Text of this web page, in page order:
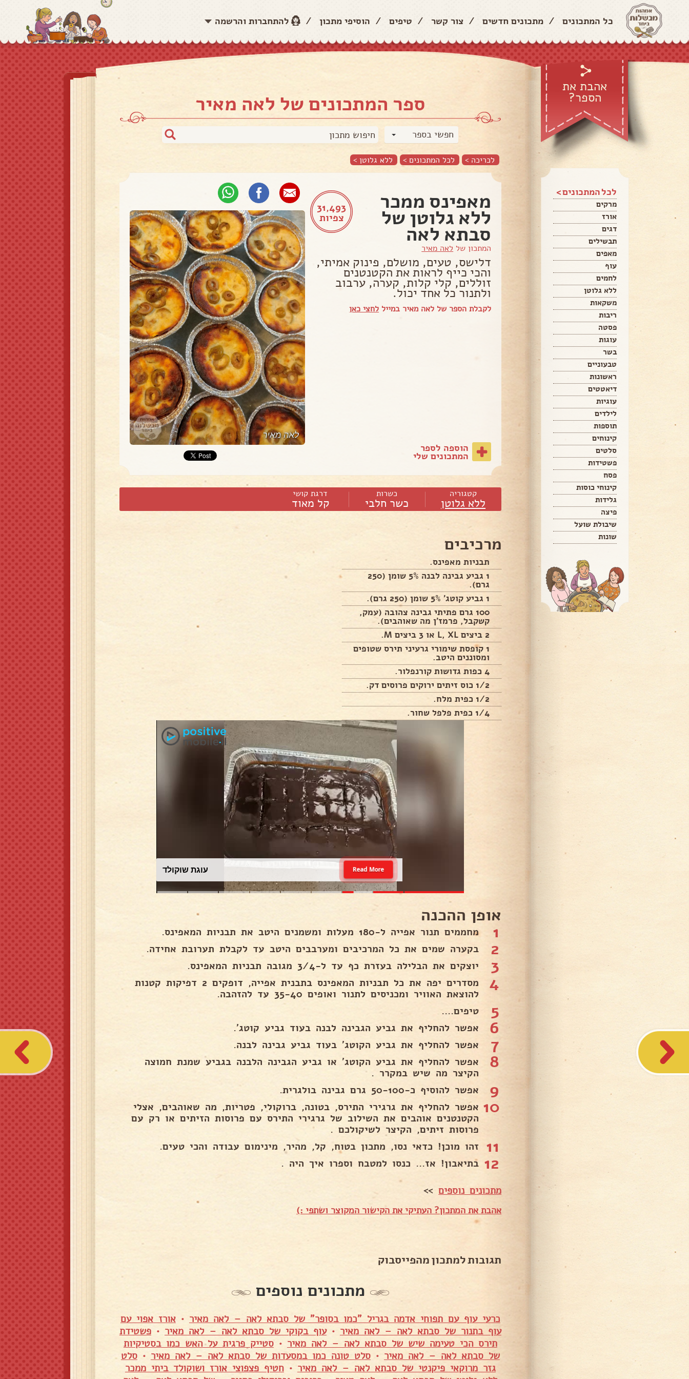
כל המתכונים / מתכונים חדשים / צור קשר / טיפים / הוסיפי מתכון / להתחברות והרשמה
אהבת את
הספר?
לכל המתכונים >
מרקים
אורז
דגים
תבשילים
מאפים
עוף
לחמים
ללא גלוטן
משקאות
ריבות
פסטה
עוגות
בשר
טבעוניים
ראשונות
דיאטטים
עוגיות
לילדים
תוספות
קינוחים
סלטים
פשטידות
פסח
קינוחי כוסות
גלידות
פיצה
שיבולת שועל
שונות
ספר המתכונים של לאה מאיר
חפשי בספר
לכריכה > לכל המתכונים > ללא גלוטן >
31,493
צפיות
מאפינס ממכר
ללא גלוטן של
סבתא לאה
המתכון של לאה מאיר
דלישס, טעים, מושלם, פינוק אמיתי,
והכי כייף לראות את הקטנטנים
זוללים, קלי קלות, קערה, ערבוב
ולתנור כל אחד יכול.
לקבלת הספר של לאה מאיר במייל לחצי כאן
הוספה לספר
המתכונים שלי
קטגוריה
ללא גלוטן
כשרות
כשר חלבי
דרגת קושי
קל מאוד
מרכיבים
תבניות מאפינס.
1 גביע גבינה לבנה 5% שומן (250
גרם).
1 גביע קוטג' 5% שומן (250 גרם).
100 גרם פתיתי גבינה צהובה (עמק,
קשקבל, פרמז'ן מה שאוהבים).
2 ביצים L, XL או 3 ביצים M.
1 קופסת שימורי גרעיני תירס שטופים
ומסוננים היטב.
4 כפות גדושות קורנפלור.
1/2 כוס זיתים ירוקים פרוסים דק.
1/2 כפית מלח.
1/4 כפית פלפל שחור.
עוגת שוקולד Read More
אופן ההכנה
1 מחממים תנור אפייה ל-180 מעלות ומשמנים היטב את תבניות המאפינס.
2 בקערה שמים את כל המרכיבים ומערבבים היטב עד לקבלת תערובת אחידה.
3 יוצקים את הבלילה בעזרת כף עד ל-3/4 מגובה תבניות המאפינס.
4
מסדרים יפה את כל תבניות המאפינס בתבנית אפייה, דופקים 2 דפיקות קטנות
להוצאת האוויר ומכניסים לתנור ואופים 35-40 עד להזהבה.
5 טיפים....
6 אפשר להחליף את גביע הגבינה לבנה בעוד גביע קוטג'.
7 אפשר להחליף את גביע הקוטג' בעוד גביע גבינה לבנה.
8
אפשר להחליף את גביע הקוטג' או גביע הגבינה הלבנה בגביע שמנת חמוצה
הקיצר מה שיש במקרר .
9 אפשר להוסיף כ-50-100 גרם גבינה בולגרית.
10 אפשר להחליף את גרגירי התירס, בטונה, ברוקולי, פטריות, מה שאוהבים, אצלי
הקטנטנים אוהבים את השילוב של גרגירי התירס עם פרוסות הזיתים או רק עם
פרוסות זיתים, הקיצר לשיקולכם .
11 זהו מוכן! כדאי נסו, מתכון בטוח, קל, מהיר, מינימום עבודה והכי טעים.
12 בתיאבון! אז... כנסו למטבח וספרו איך היה .
מתכונים נוספים>>
אהבת את המתכון? העתיקי את הקישור המקוצר ושתפי :)
תגובות למתכון מהפייסבוק
מתכונים נוספים
כרעי עוף עם תפוחי אדמה בגריל "כמו בסופר" של סבתא לאה – לאה מאיר •אורז אפוי עם
עוף בתנור של סבתא לאה – לאה מאיר •עוף בקוקי של סבתא לאה – לאה מאיר •פשטידת
תירס הכי טעימה שיש של סבתא לאה – לאה מאיר •סטייק פרגית על האש כמו בסטיקיות
של סבתא לאה – לאה מאיר •סלט טונה כמו במסעדות של סבתא לאה – לאה מאיר •סלט
גזר מרוקאי פיקנטי של סבתא לאה – לאה מאיר •חטיף פצפוצי אורז ושוקולד ביתי ממכר